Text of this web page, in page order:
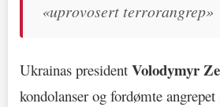
«uprovosert terrorangrep»
Ukrainas president Volodymyr
kondolanser og fordømte angrepet